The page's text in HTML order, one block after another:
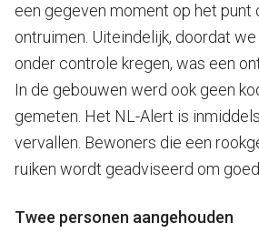
een gegeven moment op het punt
ontruimen. Uiteindelijk, doordat we
onder controle kregen, was een
In de gebouwen werd ook geen
gemeten. Het NL-Alert is
vervallen. Bewoners die een
ruiken wordt geadviseerd om
Twee personen aangehouden